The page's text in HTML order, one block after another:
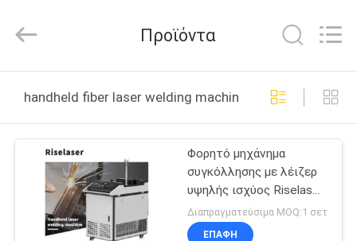
ΠΡΟΪΌΝΤΑ
ΕΜΦΆΝΙΣΗ
Technology
Rights
Προϊόντα
handheld fiber laser welding machine διαδικτυακή
Φορητό μηχάνημα
συγκόλλησης με λέιζερ
υψηλής ισχύος Riselaser
3000w SUP 21S Gun for
8mm Metal
Διαπραγματεύσιμα MOQ:1 σετ
ΕΠΑΦΉ